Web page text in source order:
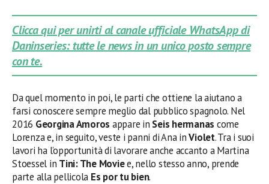
Clicca qui per unirti al canale ufficiale WhatsApp di
Daninseries: tutte le news in un unico posto sempre
con te.
Da quel momento in poi, le parti che ottiene la aiutano a
farsi conoscere sempre meglio dal pubblico spagnolo. Nel
2016 Georgina Amoros appare in Seis hermanas come
Lorenza e, in seguito, veste i panni di Ana inViolet. Tra i suoi
lavori ha l’opportunità di lavorare anche accanto a Martina
Stoessel in Tini: The Moviee, nello stesso anno, prende
parte alla pellicola Es por tu bien.